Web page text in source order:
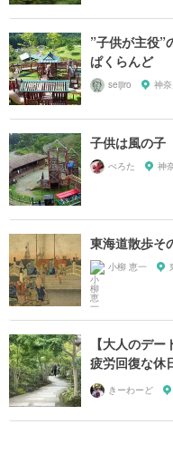
”子供が主役”
ぱくらんど
seijiro 神
子供は風の
ぺろた 神
東海道散歩そ
小柳 恵一
【大人のデ
疲労回復な休
きーわーど